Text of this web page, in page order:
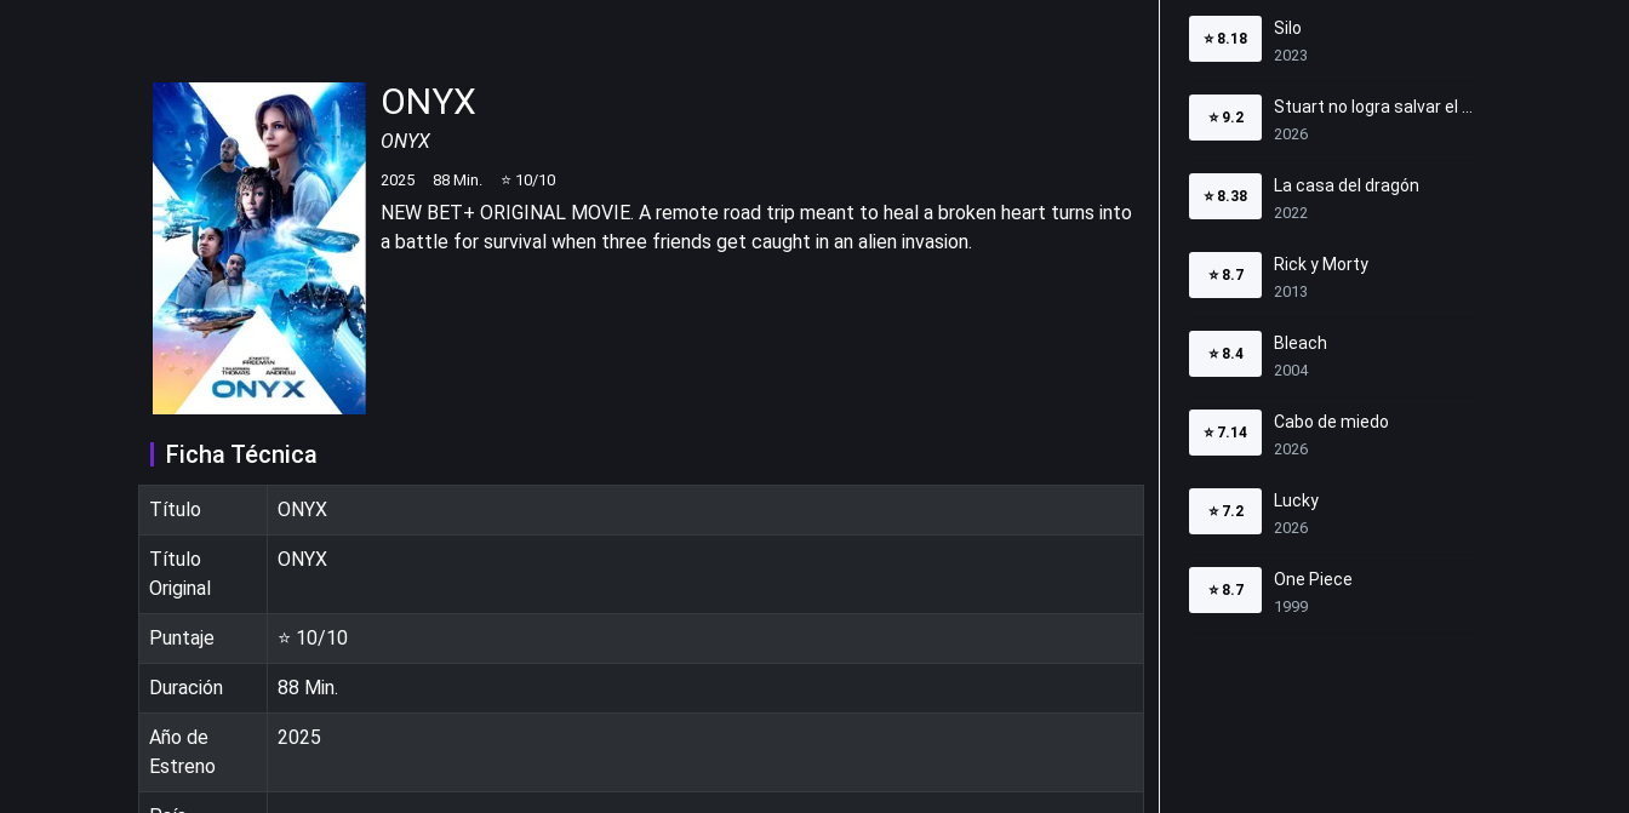
ONYX
ONYX
2025 88 Min. ⭐ 10/10
NEW BET+ ORIGINAL MOVIE. A remote road trip meant to heal a broken heart turns into
a battle for survival when three friends get caught in an alien invasion.
Ficha Técnica
Título ONYX
Título
Original
ONYX
Puntaje ⭐ 10/10
Duración 88 Min.
Año de
Estreno
2025
⭐ 8.18
Silo
2023
⭐ 9.2
2026
⭐ 8.38
La casa del dragón
2022
⭐ 8.7
Rick y Morty
2013
⭐ 8.4
Bleach
2004
⭐ 7.14
Cabo de miedo
2026
⭐ 7.2
Lucky
2026
⭐ 8.7
One Piece
1999